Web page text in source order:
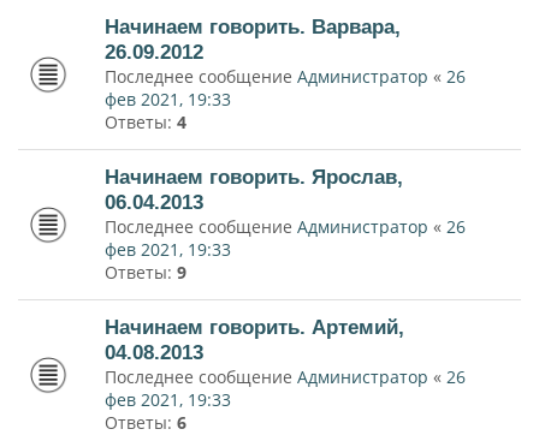
Начинаем говорить. Варвара,
26.09.2012
Последнее сообщение Администратор « 26
фев 2021, 19:33
Ответы: 4
Начинаем говорить. Ярослав,
06.04.2013
Последнее сообщение Администратор « 26
фев 2021, 19:33
Ответы: 9
Начинаем говорить. Артемий,
04.08.2013
Последнее сообщение Администратор « 26
фев 2021, 19:33
Ответы: 6